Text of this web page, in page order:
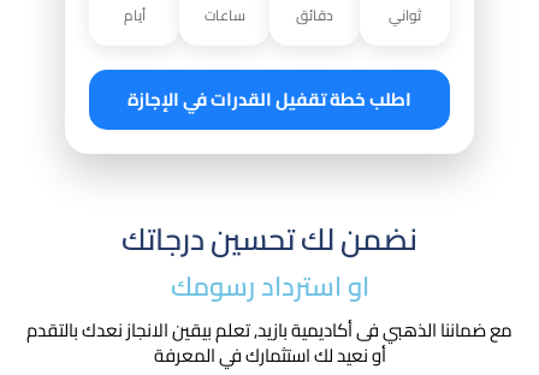
أيام
ساعات
دقائق
ثواني
اطلب خطة تقفيل القدرات في الإجازة
نضمن لك تحسين درجاتك
او استرداد رسومك​
مع ضماننا الذهبي فى أكاديمية بازيد, تعلم بيقين الانجاز نعدك بالتقدم
أو نعيد لك استثمارك في المعرفة